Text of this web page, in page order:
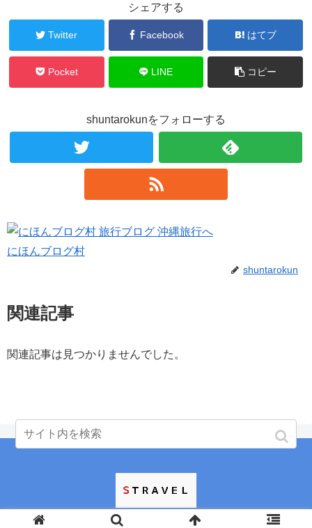
シェアする
Twitter Facebook はてブ
Pocket LINE コピー
shuntarokunをフォローする
にほんブログ村
shuntarokun
関連記事
関連記事は見つかりませんでした。